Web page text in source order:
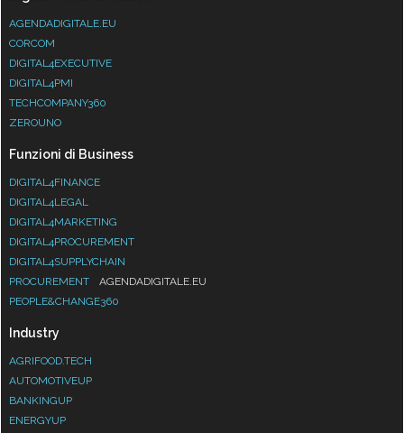
AGENDADIGITALE.EU
CORCOM
DIGITAL4EXECUTIVE
DIGITAL4PMI
TECHCOMPANY360
ZEROUNO
Funzioni di Business
DIGITAL4FINANCE
DIGITAL4LEGAL
DIGITAL4MARKETING
DIGITAL4PROCUREMENT
DIGITAL4SUPPLYCHAIN
PROCUREMENT
AGENDADIGITALE.EU
PEOPLE&CHANGE360
Industry
AGRIFOOD.TECH
AUTOMOTIVEUP
BANKINGUP
ENERGYUP